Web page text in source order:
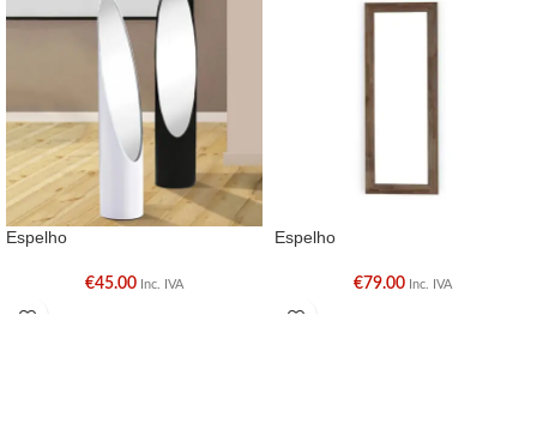
Espelho
€45.00 Inc. IVA
Espelho
€79.00 Inc. IVA